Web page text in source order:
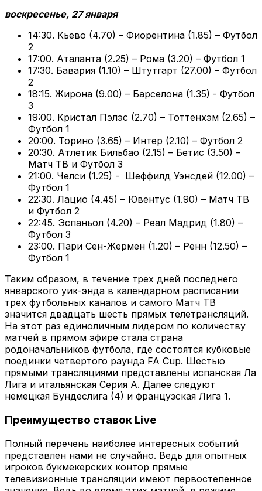
воскресенье, 27 января
14:30. Кьево (4.70) – Фиорентина (1.85) – Футбол
2
17:00. Аталанта (2.25) – Рома (3.20) – Футбол 1
17:30. Бавария (1.10) – Штутгарт (27.00) – Футбол
2
18:15. Жирона (9.00) – Барселона (1.35) - Футбол
3
19:00. Кристал Пэлэс (2.70) – Тоттенхэм (2.65) –
Футбол 1
20:00. Торино (3.65) – Интер (2.10) – Футбол 2
20:30. Атлетик Бильбао (2.15) – Бетис (3.50) –
Матч ТВ и Футбол 3
21:00. Челси (1.25) - Шеффилд Уэнсдей (12.00) –
Футбол 1
22:30. Лацио (4.45) – Ювентус (1.90) – Матч ТВ
и Футбол 2
22:45. Эспаньол (4.20) – Реал Мадрид (1.80) –
Футбол 3
23:00. Пари Сен-Жермен (1.20) – Ренн (12.50) –
Футбол 1
Таким образом, в течение трех дней последнего
январского уик-энда в календарном расписании
трех футбольных каналов и самого Матч ТВ
значится двадцать шесть прямых телетрансляций.
На этот раз единоличным лидером по количеству
матчей в прямом эфире стала страна
родоначальников футбола, где состоятся кубковые
поединки четвертого раунда FA Cup. Шестью
прямыми трансляциями представлены испанская Ла
Лига и итальянская Серия А. Далее следуют
немецкая Бундеслига (4) и французская Лига 1.
Преимущество ставок Live
Полный перечень наиболее интересных событий
представлен нами не случайно. Ведь для опытных
игроков букмекерских контор прямые
телевизионные трансляции имеют первостепенное